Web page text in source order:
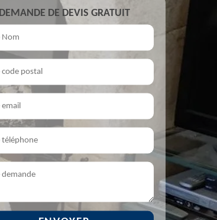
DEMANDE DE DEVIS GRATUIT